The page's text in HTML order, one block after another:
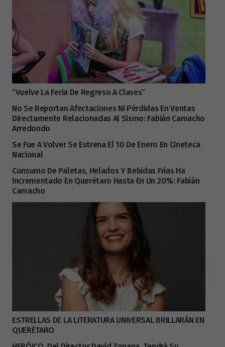
“Vuelve La Feria De Regreso A Clases”
No Se Reportan Afectaciones Ni Pérdidas En Ventas
Directamente Relacionadas Al Sismo: Fabián Camacho
Arredondo
Se Fue A Volver Se Estrena El 10 De Enero En Cineteca
Nacional
Consumo De Paletas, Helados Y Bebidas Frías Ha
Incrementado En Querétaro Hasta En Un 20%: Fabián
Camacho
ESTRELLAS DE LA LITERATURA UNIVERSAL BRILLARÁN EN
QUERÉTARO